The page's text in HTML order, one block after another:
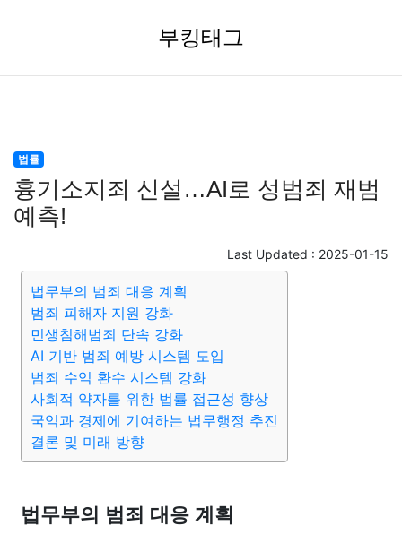
부킹태그
법률
흉기소지죄 신설…AI로 성범죄 재범
예측!
Last Updated : 2025-01-15
법무부의 범죄 대응 계획
범죄 피해자 지원 강화
민생침해범죄 단속 강화
AI 기반 범죄 예방 시스템 도입
범죄 수익 환수 시스템 강화
사회적 약자를 위한 법률 접근성 향상
국익과 경제에 기여하는 법무행정 추진
결론 및 미래 방향
법무부의 범죄 대응 계획